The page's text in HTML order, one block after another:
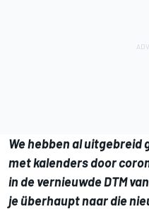
We hebben al uitgebreid
met kalenders door
in de vernieuwde DTM
je überhaupt naar die